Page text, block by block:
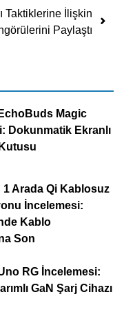
Taktiklerine İlişkin
Paylaştı
Magic
Dokunmatik Ekranlı
1 Arada Qi Kablosuz
İncelemesi:
Kablo
Son
RG İncelemesi:
GaN Şarj Cihazı